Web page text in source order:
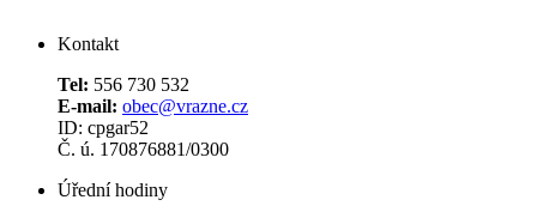
Kontakt
Tel: 556 730 532
E-mail: obec@vrazne.cz
ID: cpgar52
Č. ú. 170876881/0300
Úřední hodiny